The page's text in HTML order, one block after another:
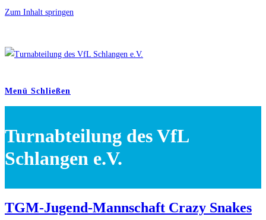
Zum Inhalt springen
Menü Schließen
Turnabteilung des VfL
Schlangen e.V.
TGM-Jugend-Mannschaft Crazy Snakes